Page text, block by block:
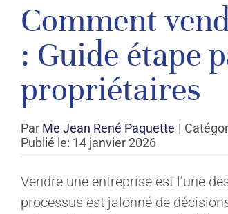
Comment
: Guide étape
propriétaires
Par Me Jean René Paquette |
Publié le: 14 janvier 2026
Vendre une entreprise est l’une
processus est jalonné de